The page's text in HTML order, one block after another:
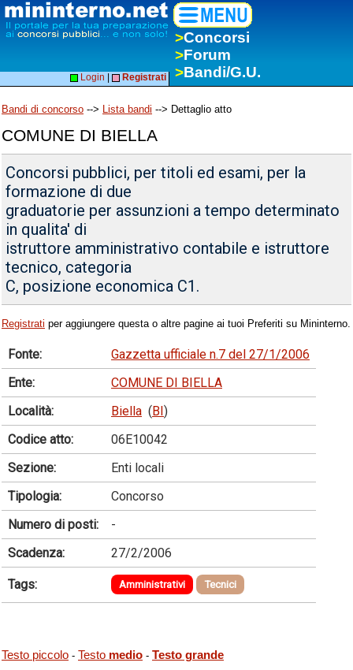
>Concorsi
>Forum
>Bandi/G.U.
Login Registrati
Bandi di concorso --> Lista bandi --> Dettaglio atto
COMUNE DI BIELLA
Concorsi pubblici, per titoli ed esami, per la
formazione di due
graduatorie per assunzioni a tempo determinato
in qualita' di
istruttore amministrativo contabile e istruttore
tecnico, categoria
C, posizione economica C1.
Registrati per aggiungere questa o altre pagine ai tuoi Preferiti su Mininterno.
Fonte:
Gazzetta ufficiale n.7 del 27/1/2006
Ente:
COMUNE DI BIELLA
Località:
Biella (BI)
Codice atto:
06E10042
Sezione:
Enti locali
Tipologia:
Concorso
Numero di posti:
-
Scadenza:
27/2/2006
Tags: Amministrativi Tecnici
Testo piccolo - Testo medio - Testo grande